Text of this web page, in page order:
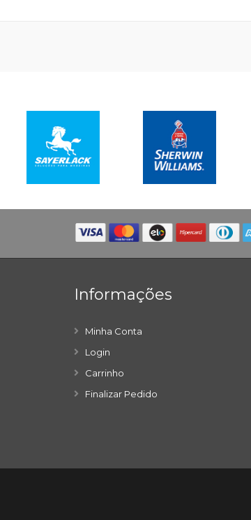
Informações
Minha Conta
Login
Carrinho
Finalizar Pedido